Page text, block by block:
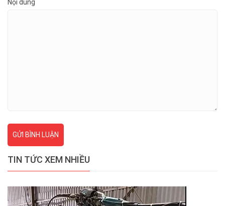
Nội dung
GỬI BÌNH LUẬN
TIN TỨC XEM NHIỀU